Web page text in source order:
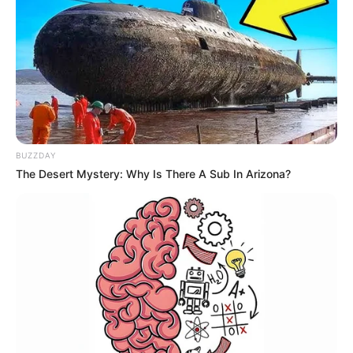
BUZZDAY
The Desert Mystery: Why Is There A Sub In Arizona?